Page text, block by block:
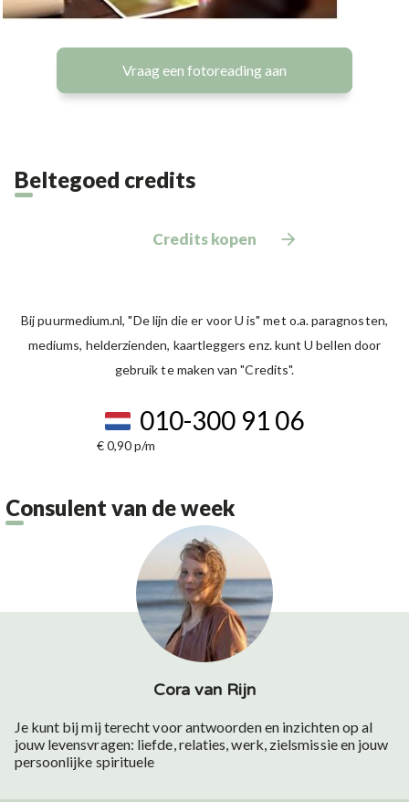
Vraag een fotoreading aan
Beltegoed credits
Credits kopen
Bij puurmedium.nl, "De lijn die er voor U is" met o.a. paragnosten,
mediums, helderzienden, kaartleggers enz. kunt U bellen door
gebruik te maken van "Credits".
010-300 91 06
€ 0,90 p/m
Consulent van de week
Cora van Rijn
Je kunt bij mij terecht voor antwoorden en inzichten op al
jouw levensvragen: liefde, relaties, werk, zielsmissie en jouw
persoonlijke spirituele